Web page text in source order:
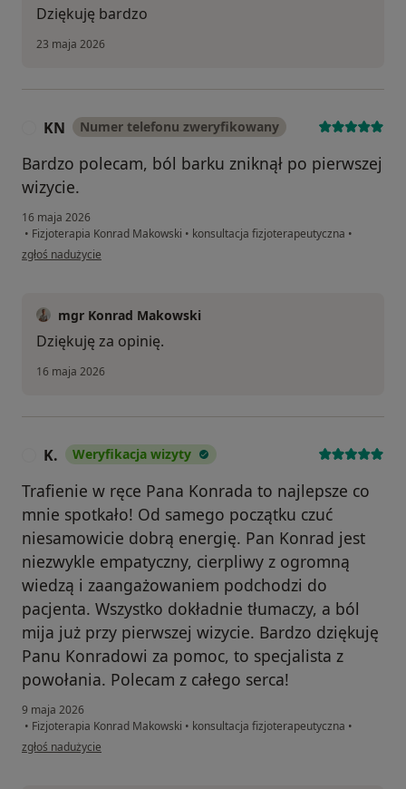
Dziękuję bardzo
23 maja 2026
KN Numer telefonu zweryfikowany
Bardzo polecam, ból barku zniknął po pierwszej
wizycie.
16 maja 2026
• Fizjoterapia Konrad Makowski • konsultacja fizjoterapeutyczna •
w opinii użytkownika KN
zgłoś nadużycie
mgr Konrad Makowski
Dziękuję za opinię.
16 maja 2026
K. Weryfikacja wizyty
Trafienie w ręce Pana Konrada to najlepsze co
mnie spotkało! Od samego początku czuć
niesamowicie dobrą energię. Pan Konrad jest
niezwykle empatyczny, cierpliwy z ogromną
wiedzą i zaangażowaniem podchodzi do
pacjenta. Wszystko dokładnie tłumaczy, a ból
mija już przy pierwszej wizycie. Bardzo dziękuję
Panu Konradowi za pomoc, to specjalista z
powołania. Polecam z całego serca!
9 maja 2026
• Fizjoterapia Konrad Makowski • konsultacja fizjoterapeutyczna •
w opinii użytkownika K.
zgłoś nadużycie